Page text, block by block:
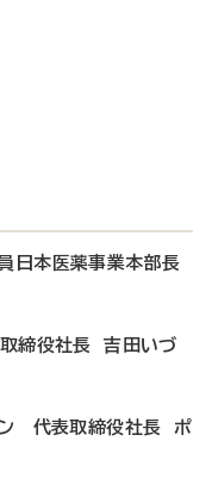
日本医薬事業本部長
取締役社長 吉田いづ
イン 代表取締役社長 ポ